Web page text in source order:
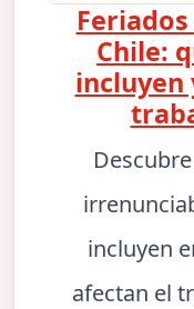
Chile:
incluyen
incluyen
afectan el